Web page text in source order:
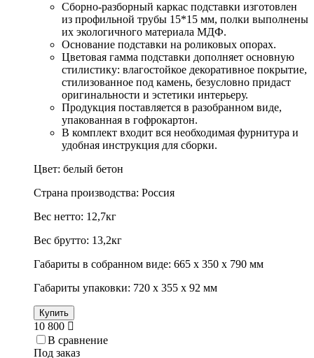
Сборно-разборный каркас подставки изготовлен
из профильной трубы 15*15 мм, полки выполнены
их экологичного материала МДФ.
Основание подставки на роликовых опорах.
Цветовая гамма подставки дополняет основную
стилистику: влагостойкое декоративное покрытие,
стилизованное под камень, безусловно придаст
оригинальности и эстетики интерьеру.
Продукция поставляется в разобранном виде,
упакованная в гофрокартон.
В комплект входит вся необходимая фурнитура и
удобная инструкция для сборки.
Цвет: белый бетон
Страна производства: Россия
Вес нетто: 12,7кг
Вес брутто: 13,2кг
Габариты в собранном виде: 665 х 350 х 790 мм
Габариты упаковки: 720 х 355 х 92 мм
Купить
10 800
В сравнение
Под заказ